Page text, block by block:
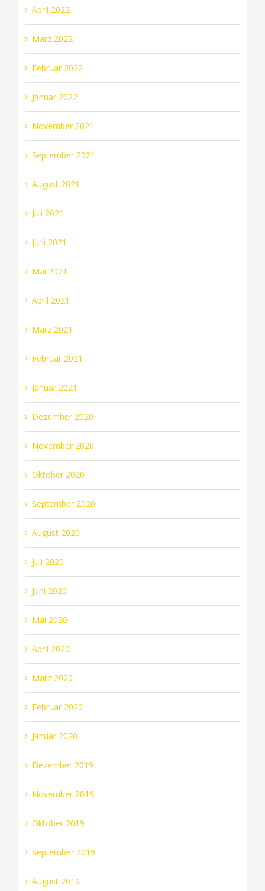
April 2022
März 2022
Februar 2022
Januar 2022
November 2021
September 2021
August 2021
Juli 2021
Juni 2021
Mai 2021
April 2021
März 2021
Februar 2021
Januar 2021
Dezember 2020
November 2020
Oktober 2020
September 2020
August 2020
Juli 2020
Juni 2020
Mai 2020
April 2020
März 2020
Februar 2020
Januar 2020
Dezember 2019
November 2019
Oktober 2019
September 2019
August 2019